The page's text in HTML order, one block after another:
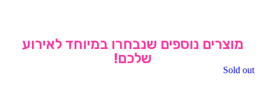
מוצרים נוספים שנבחרו במיוחד לאירוע
שלכם!
Sold out